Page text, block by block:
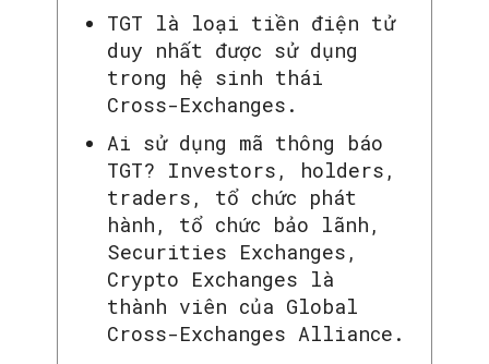
TGT là loại tiền điện tử
duy nhất được sử dụng
trong hệ sinh thái
Cross-Exchanges.
Ai sử dụng mã thông báo
TGT? Investors, holders,
traders, tổ chức phát
hành, tổ chức bảo lãnh,
Securities Exchanges,
Crypto Exchanges là
thành viên của Global
Cross-Exchanges Alliance.